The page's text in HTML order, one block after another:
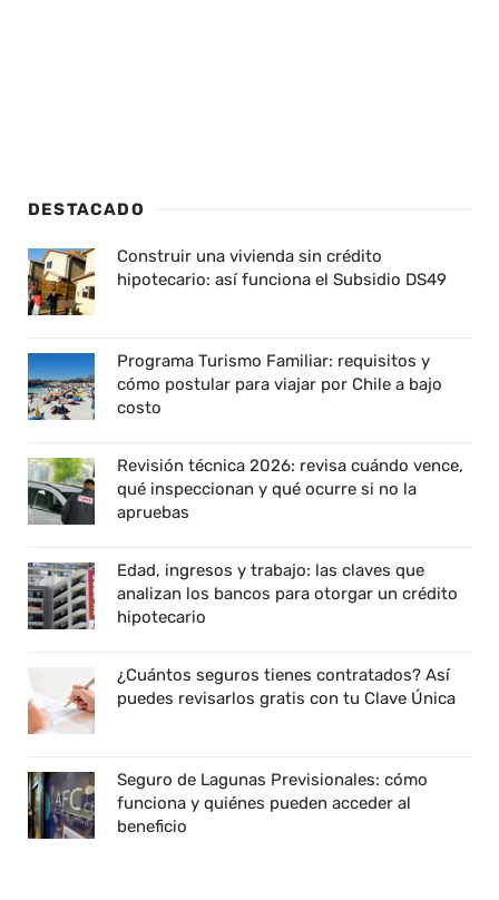
DESTACADO
Construir una vivienda sin crédito
hipotecario: así funciona el Subsidio DS49
Programa Turismo Familiar: requisitos y
cómo postular para viajar por Chile a bajo
costo
Revisión técnica 2026: revisa cuándo vence,
qué inspeccionan y qué ocurre si no la
apruebas
Edad, ingresos y trabajo: las claves que
analizan los bancos para otorgar un crédito
hipotecario
¿Cuántos seguros tienes contratados? Así
puedes revisarlos gratis con tu Clave Única
Seguro de Lagunas Previsionales: cómo
funciona y quiénes pueden acceder al
beneficio